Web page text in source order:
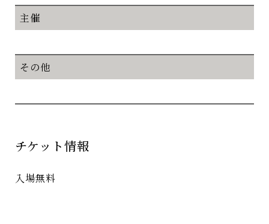
主催
その他
チケット情報
入場無料